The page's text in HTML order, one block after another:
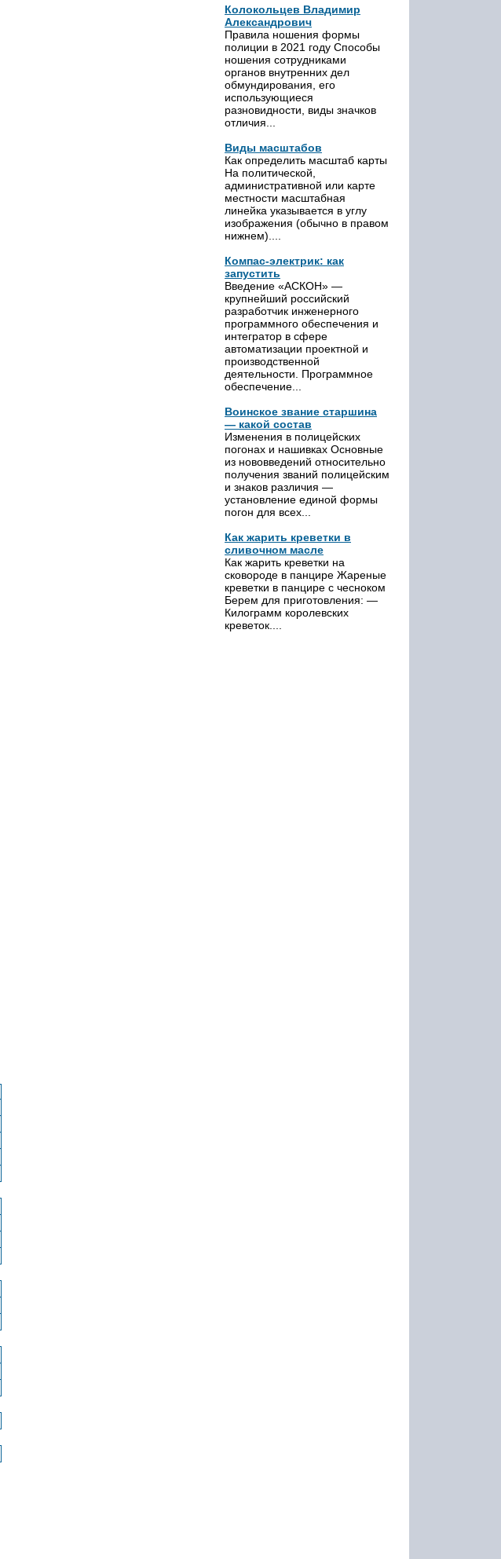
Колокольцев Владимир
Александрович
Правила ношения формы
полиции в 2021 году Способы
ношения сотрудниками
органов внутренних дел
обмундирования, его
использующиеся
разновидности, виды значков
отличия...
Виды масштабов
Как определить масштаб карты
На политической,
административной или карте
местности масштабная
линейка указывается в углу
изображения (обычно в правом
нижнем)....
Компас-электрик: как
запустить
Введение «АСКОН» —
крупнейший российский
разработчик инженерного
программного обеспечения и
интегратор в сфере
автоматизации проектной и
производственной
деятельности. Программное
обеспечение...
Воинское звание старшина
— какой состав
Изменения в полицейских
погонах и нашивках Основные
из нововведений относительно
получения званий полицейским
и знаков различия —
установление единой формы
погон для всех...
Как жарить креветки в
сливочном масле
Как жарить креветки на
сковороде в панцире Жареные
креветки в панцире с чесноком
Берем для приготовления: —
Килограмм королевских
креветок....